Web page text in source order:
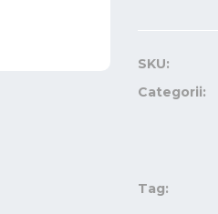
SKU:
Categorii:
Tag: